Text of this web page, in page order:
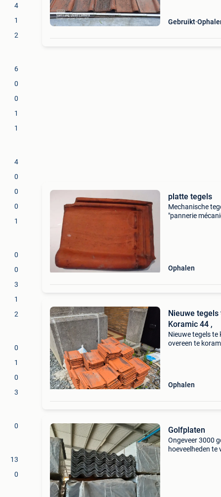
4
1
2
6
0
0
1
1
4
0
0
0
1
0
0
3
1
2
0
1
0
3
0
13
0
Gebruikt
platte tegels
Mechanische
"pannerie
Ophalen
Nieuwe
Koramic 44 ,
Nieuwe tegels
overeen te
Ophalen
Golfplaten
Ongeveer 3000
hoeveelheden